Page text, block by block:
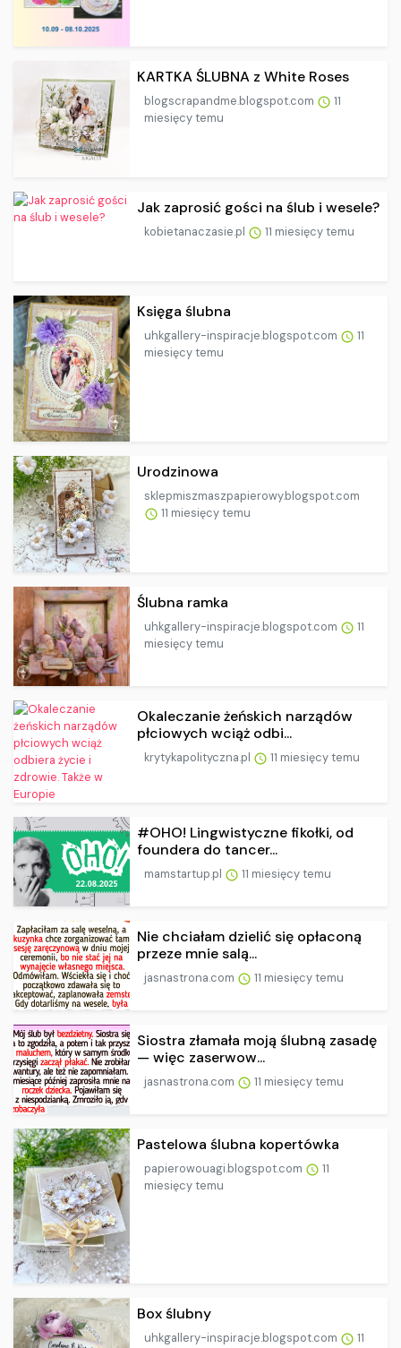
KARTKA ŚLUBNA z White Roses
blogscrapandme.blogspot.com
11
miesięcy temu
Jak zaprosić gości na ślub i wesele?
kobietanaczasie.pl 11 miesięcy temu
Księga ślubna
uhkgallery-inspiracje.blogspot.com
11
miesięcy temu
Urodzinowa
sklepmiszmaszpapierowy.blogspot.com
11 miesięcy temu
Ślubna ramka
uhkgallery-inspiracje.blogspot.com
11
miesięcy temu
Okaleczanie żeńskich narządów
płciowych wciąż odbi...
krytykapolityczna.pl 11 miesięcy temu
#OHO! Lingwistyczne fikołki, od
foundera do tancer...
mamstartup.pl 11 miesięcy temu
Nie chciałam dzielić się opłaconą
przeze mnie salą...
jasnastrona.com 11 miesięcy temu
Siostra złamała moją ślubną zasadę
— więc zaserwow...
jasnastrona.com 11 miesięcy temu
Pastelowa ślubna kopertówka
papierowouagi.blogspot.com
11
miesięcy temu
Box ślubny
uhkgallery-inspiracje.blogspot.com
11